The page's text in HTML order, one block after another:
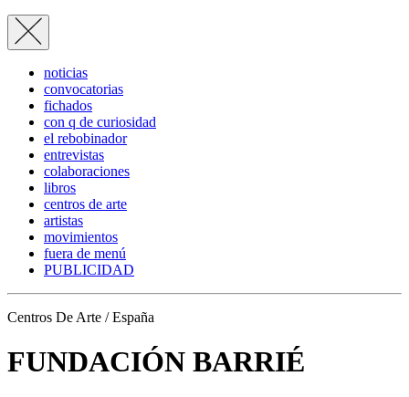
noticias
convocatorias
fichados
con q de curiosidad
el rebobinador
entrevistas
colaboraciones
libros
centros de arte
artistas
movimientos
fuera de menú
PUBLICIDAD
Centros De Arte / España
FUNDACIÓN BARRIÉ